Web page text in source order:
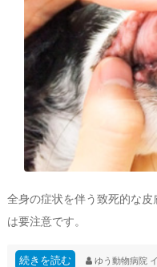
全身の症状を伴う致死的な
は要注意です。
続きを読む ゆう動物病院